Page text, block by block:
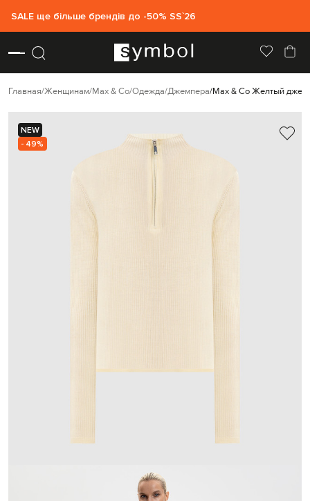
SALE ще більше брендів до -50% SS`26
Главная Женщинам Max & Co Одежда Джемпера Max & Co Желтый
NEW
- 49%